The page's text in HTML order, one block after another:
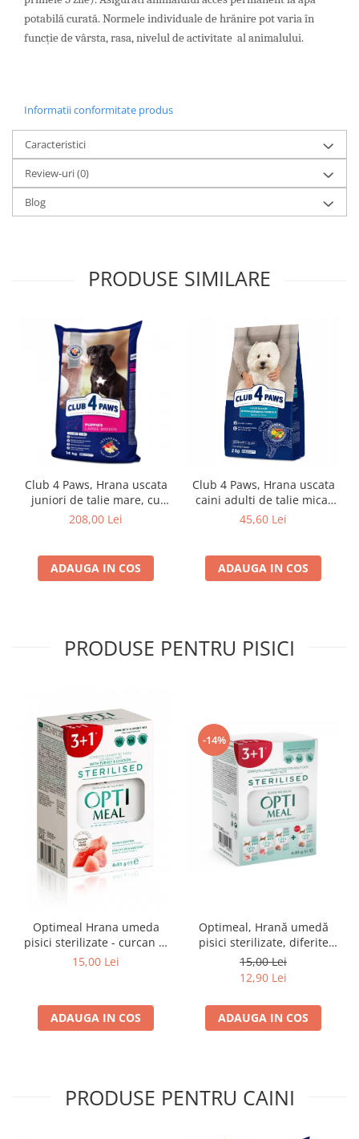
potabilă curată. Normele individuale de hrănire pot varia în
funcție de vârsta, rasa, nivelul de activitate al animalului.
Informatii conformitate produs
Caracteristici
Review-uri(0)
Blog
PRODUSE SIMILARE
Club 4 Paws, Hrana uscata
juniori de talie mare, cu
pui, 14kg
208,00 Lei
ADAUGA IN COS
Club 4 Paws, Hrana uscata
caini adulti de talie mica,
miel si orez, 2kg
45,60 Lei
ADAUGA IN COS
PRODUSE PENTRU PISICI
Optimeal Hrana umeda
pisici sterilizate - curcan si
pui in sos, set 3+1,
15,00 Lei
ADAUGA IN COS
-14%
Optimeal, Hrană umedă
pisici sterilizate, diferite
arome, (3+1), 0.34kg
15,00 Lei
12,90 Lei
ADAUGA IN COS
PRODUSE PENTRU CAINI